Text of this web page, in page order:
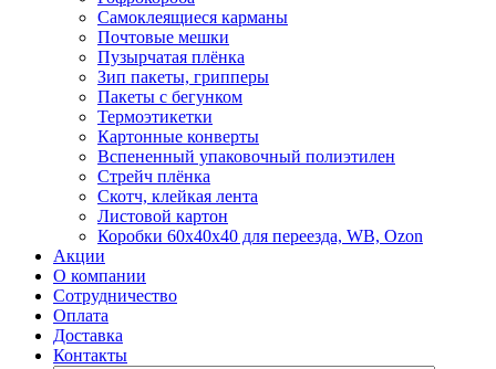
Самоклеящиеся карманы
Почтовые мешки
Пузырчатая плёнка
Зип пакеты, грипперы
Пакеты с бегунком
Термоэтикетки
Картонные конверты
Вспененный упаковочный полиэтилен
Стрейч плёнка
Скотч, клейкая лента
Листовой картон
Коробки 60х40х40 для переезда, WB, Ozon
Акции
О компании
Сотрудничество
Оплата
Доставка
Контакты